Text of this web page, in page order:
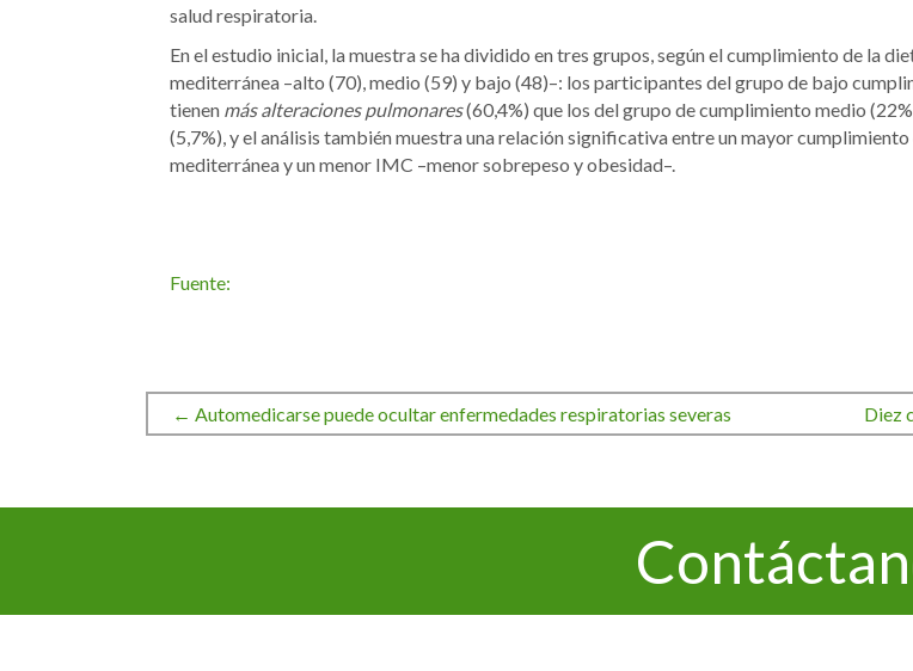
salud respiratoria.
En el estudio inicial, la muestra se ha dividido en tres grupos, según el cumplimiento de la
mediterránea –alto (70), medio (59) y bajo (48)–: los participantes del grupo de bajo
tienen más alteraciones pulmonares(60,4%) que los del grupo de cumplimiento medio
(5,7%), y el análisis también muestra una relación significativa entre un mayor
mediterránea y un menor IMC –menor sobrepeso y obesidad–.
Fuente:
Navegación
de
entradas
← Automedicarse puede ocultar enfermedades respiratorias severas Diez